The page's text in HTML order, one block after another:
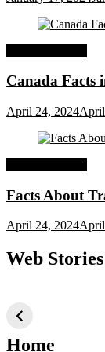
Canada Facts
April 24, 2024
Facts About
April 24, 2024
Web Stories
तकनीक जो आपको
2024 के लिए
Home